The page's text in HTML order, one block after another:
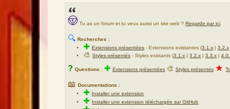
Tu as un forum et tu veux aussi un site web ? Regarde par ici.
🔍 Recherches :
✚Extensions présentées - Extensions existantes (3.1.x |3.2.x
🎨Styles présentés - Styles existants (3.1.x |3.2.x |3.3.x |
? Questions : ✚ Extensions présentées 🎨 Styles présentés ★
📖 Documentations :
✚ Installer une extension
✚ Installer une extension téléchargée sur GitHub